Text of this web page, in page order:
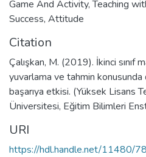
Game And Activity,Teaching
Success, Attitude
Citation
Çalışkan, M. (2019). İkinci sınıf
yuvarlama ve tahmin
başarıya etkisi. (Yüksek Lisans
Üniversitesi, Eğitim Bilimleri
URI
https://hdl.handle.net/11480/